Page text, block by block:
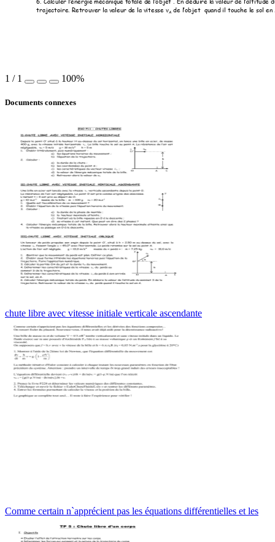
trajectoire. Retrouver la valeur de la vitesse vA de l’objet
  qu
and il touche le sol
1 / 1 100%
Documents connexes
chute libre avec vitesse initiale verticale ascendante
Comme certain n`apprécient pas les équations différentielles et les